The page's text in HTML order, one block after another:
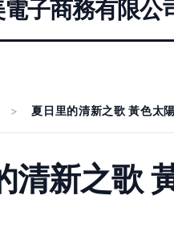
子商務有限公
> 夏日里的清新之歌 黃色太
清新之歌